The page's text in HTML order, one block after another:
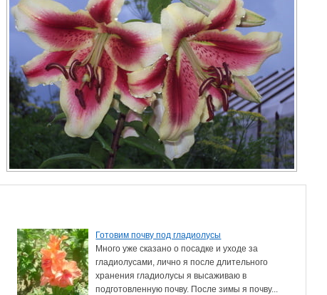
Готовим почву под гладиолусы
Много уже сказано о посадке и уходе за
гладиолусами, лично я после длительного
хранения гладиолусы я высаживаю в
подготовленную почву. После зимы я почву...